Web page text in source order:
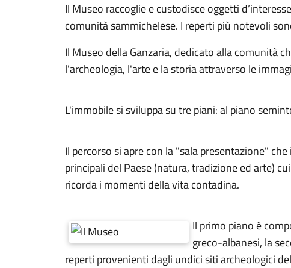
Il Museo raccoglie e custodisce oggetti
comunità sammichelese. I reperti più notevoli
Il Museo della Ganzaria, dedicato alla comunità
l'archeologia, l'arte e la storia attraverso le
L'immobile si sviluppa su tre piani: al piano
Il percorso si apre con la "sala presentazione"
principali del Paese (natura, tradizione ed arte)
ricorda i momenti della vita contadina.
Il primo piano é
greco-albanesi, la
reperti provenienti dagli undici siti archeologici